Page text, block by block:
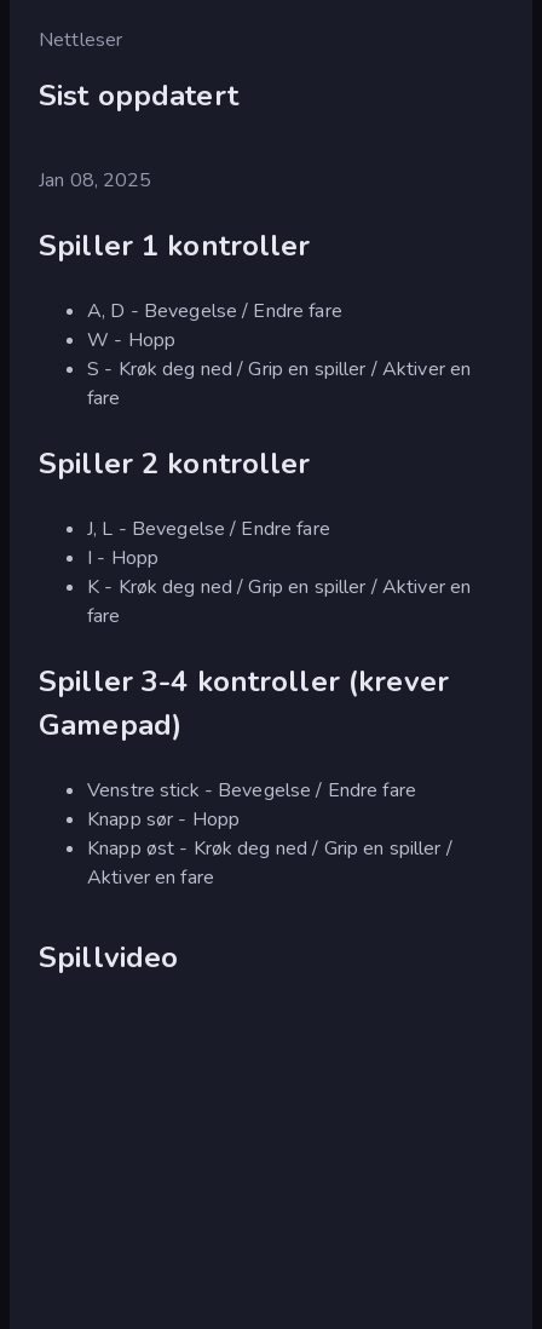
Nettleser
Sist oppdatert
Jan 08, 2025
Spiller 1 kontroller
A, D - Bevegelse / Endre fare
W - Hopp
S - Krøk deg ned / Grip en spiller / Aktiver en
fare
Spiller 2 kontroller
J, L - Bevegelse / Endre fare
I - Hopp
K - Krøk deg ned / Grip en spiller / Aktiver en
fare
Spiller 3-4 kontroller (krever
Gamepad)
Venstre stick - Bevegelse / Endre fare
Knapp sør - Hopp
Knapp øst - Krøk deg ned / Grip en spiller /
Aktiver en fare
Spillvideo